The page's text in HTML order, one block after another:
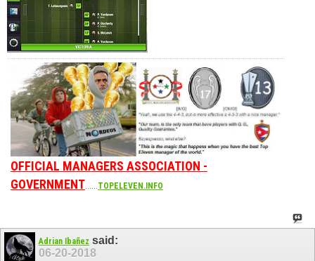
OFFICIAL MANAGERS ASSOCIATION -
GOVERNMENT......TOPELEVEN.INFO
Adrian Ibañez said:
06-20-2018